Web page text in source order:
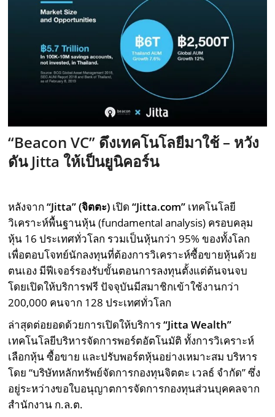
“Beacon VC” ดึงเทคโนโลยีมาใช้ – หวัง
ดัน Jitta ให้เป็นยูนิคอร์น
หลังจาก“Jitta”(จิตตะ) เปิด“Jitta.com” เทคโนโลยี
วิเคราะห์พื้นฐานหุ้น (fundamental analysis) ครอบคลุม
หุ้น 16 ประเทศทั่วโลก รวมเป็นหุ้นกว่า 95% ของทั้งโลก
เพื่อตอบโจทย์นักลงทุนที่ต้องการวิเคราะห์ซื้อขายหุ้นด้วย
ตนเอง มีฟีเจอร์รองรับขั้นตอนการลงทุนตั้งแต่ต้นจนจบ
โดยเปิดให้บริการฟรี ปัจจุบันมีสมาชิกเข้าใช้งานกว่า
200,000 คนจาก 128 ประเทศทั่วโลก
ล่าสุดต่อยอดด้วยการเปิดให้บริการ“Jitta Wealth”
เทคโนโลยีบริหารจัดการพอร์ตอัตโนมัติ ทั้งการวิเคราะห์
เลือกหุ้น ซื้อขาย และปรับพอร์ตหุ้นอย่างเหมาะสม บริหาร
โดย “บริษัทหลักทรัพย์จัดการกองทุนจิตตะ เวลธ์ จำกัด” ซึ่ง
อยู่ระหว่างขอใบอนุญาตการจัดการกองทุนส่วนบุคคลจาก
สำนักงาน ก.ล.ต.